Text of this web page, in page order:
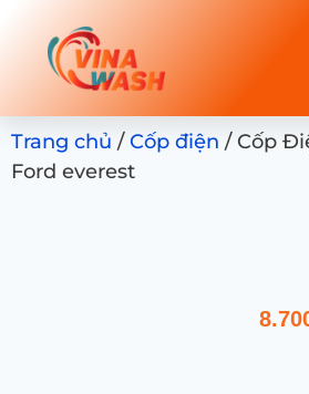
Trang chủ /Cốp điện / Cốp
Ford everest